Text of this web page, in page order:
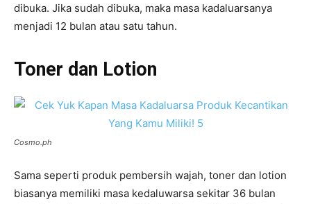
dibuka. Jika sudah dibuka, maka masa kadaluarsanya
menjadi 12 bulan atau satu tahun.
Toner dan Lotion
Cosmo.ph
Sama seperti produk pembersih wajah, toner dan lotion
biasanya memiliki masa kedaluwarsa sekitar 36 bulan